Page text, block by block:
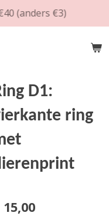
(anders €3)
D1:
ring
15,00